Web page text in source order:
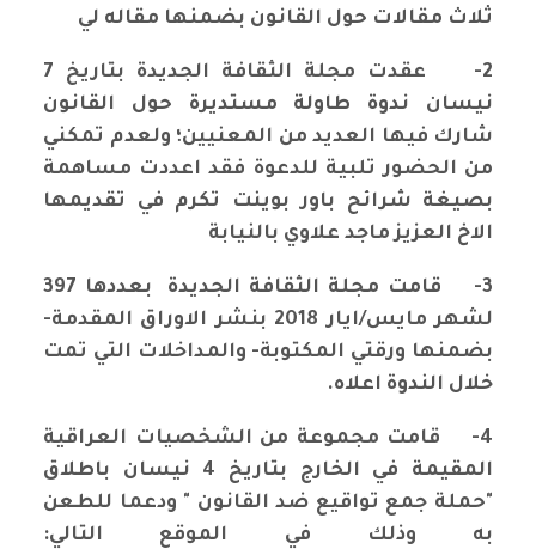
ثلاث مقالات حول القانون بضمنها مقاله لي
2-
عقدت مجلة الثقافة الجديدة بتاريخ 7
نيسان ندوة طاولة مستديرة حول القانون
شارك فيها العديد من المعنيين؛ ولعدم تمكني
من الحضور تلبية للدعوة فقد اعددت مساهمة
بصيغة شرائح باور بوينت تكرم في تقديمها
الاخ العزيز ماجد علاوي بالنيابة
3-
قامت مجلة الثقافة الجديدة بعددها 397
لشهر مايس/ايار 2018 بنشر الاوراق المقدمة-
بضمنها ورقتي المكتوبة- والمداخلات التي تمت
خلال الندوة اعلاه.
4-
قامت مجموعة من الشخصيات العراقية
المقيمة في الخارج بتاريخ 4 نيسان باطلاق
"حملة جمع تواقيع ضد القانون " ودعما للطعن
به وذلك في الموقع التالي: